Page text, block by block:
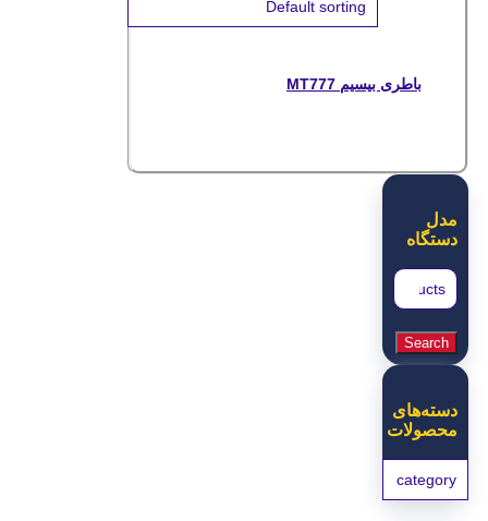
باطری بیسیم MT777
مدل
دستگاه
Search
for:
Search
دسته‌های
محصولات